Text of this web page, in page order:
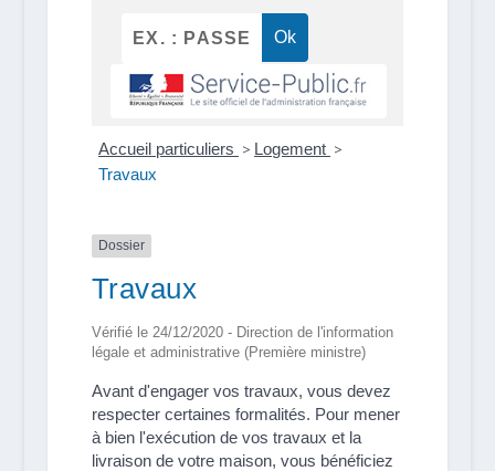
Accueil particuliers > Logement >
Travaux
Dossier
Travaux
Vérifié le 24/12/2020 - Direction de l'information
légale et administrative (Première ministre)
Avant d'engager vos travaux, vous devez
respecter certaines formalités. Pour mener
à bien l'exécution de vos travaux et la
livraison de votre maison, vous bénéficiez